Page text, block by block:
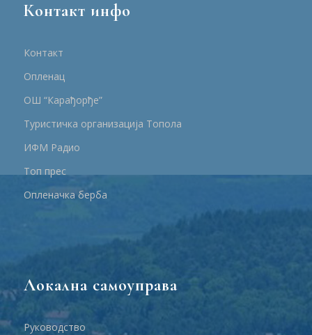
Контакт инфо
Контакт
Опленац
ОШ “Карађорђе”
Туристичка организација Топола
ИФМ Радио
Топ прес
Опленачка берба
Локална самоуправа
Руководство